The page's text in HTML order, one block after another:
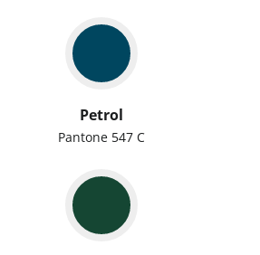
Petrol
Pantone 547 C